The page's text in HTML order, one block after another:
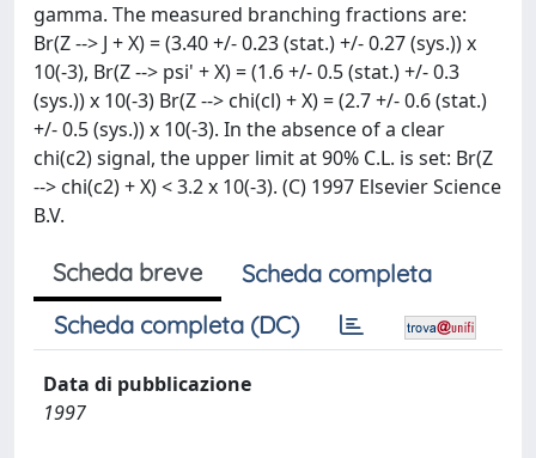
gamma. The measured branching fractions are:
Br(Z --> J + X) = (3.40 +/- 0.23 (stat.) +/- 0.27 (sys.)) x
10(-3), Br(Z --> psi' + X) = (1.6 +/- 0.5 (stat.) +/- 0.3
(sys.)) x 10(-3) Br(Z --> chi(cl) + X) = (2.7 +/- 0.6 (stat.)
+/- 0.5 (sys.)) x 10(-3). In the absence of a clear
chi(c2) signal, the upper limit at 90% C.L. is set: Br(Z
--> chi(c2) + X) < 3.2 x 10(-3). (C) 1997 Elsevier Science
B.V.
Scheda breve
Scheda completa
Scheda completa (DC)
Data di pubblicazione
1997